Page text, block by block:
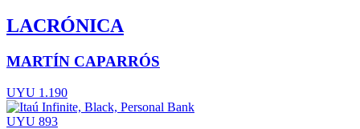
LACRÓNICA
MARTÍN CAPARRÓS
UYU 1.190
UYU 893